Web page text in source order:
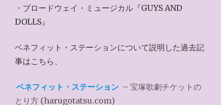
・ブロードウェイ・ミュージカル『GUYS AND
DOLLS』
ベネフィット・ステーションについて説明した過去記
事はこちら、
ベネフィット・ステーション – 宝塚歌劇チケットの
とり方 (harugotatsu.com)